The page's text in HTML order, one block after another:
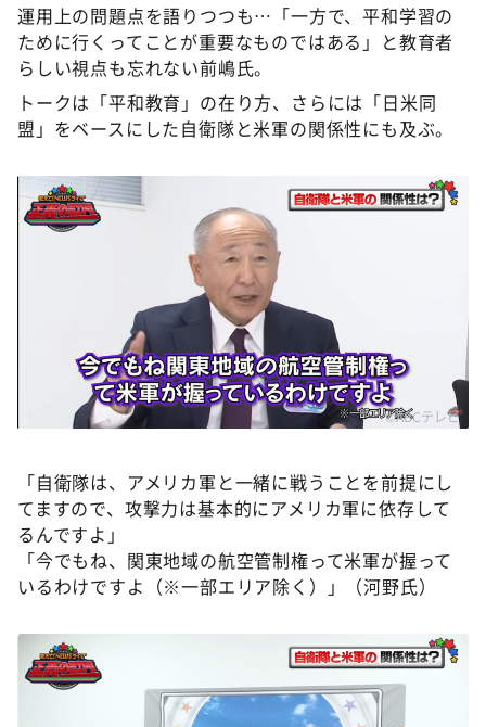
運用上の問題点を語りつつも…「一方で、平和学習の
ために行くってことが重要なものではある」と教育者
らしい視点も忘れない前嶋氏。
トークは「平和教育」の在り方、さらには「日米同
盟」をベースにした自衛隊と米軍の関係性にも及ぶ。
©ABCテレビ
「自衛隊は、アメリカ軍と一緒に戦うことを前提にし
てますので、攻撃力は基本的にアメリカ軍に依存して
るんですよ」
「今でもね、関東地域の航空管制権って米軍が握って
いるわけですよ（※一部エリア除く）」（河野氏）